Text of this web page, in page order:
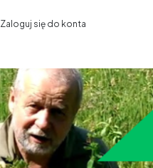
Zaloguj się do konta